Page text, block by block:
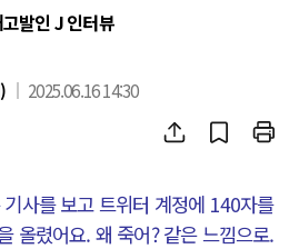
발인 J 인터뷰
2025.06.16 14:30
사를 보고 트위터 계정에 140자를
올렸어요. 왜 죽어? 같은 느낌으로.